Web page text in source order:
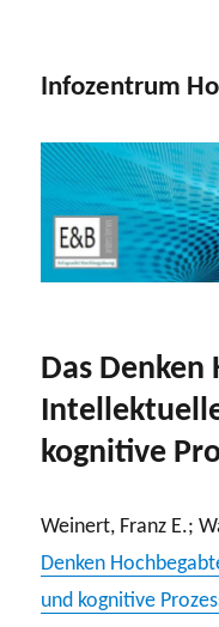
Infozentrum
Das Denken
kognitive
Weinert, Franz E.;
Denken
und kognitive